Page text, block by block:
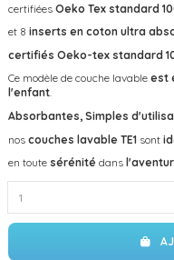
certifiées Oeko Tex standard
et 8 inserts en coton ultra
certifiés Oeko-tex standard
Ce modèle de couche lavable est
l'enfant.
Absorbantes, Simples
nos couches lavable TE1 sont
en toute sérénité dans